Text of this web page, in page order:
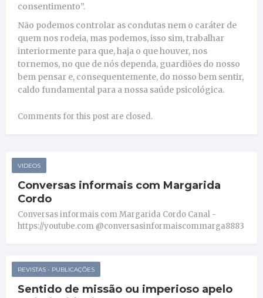
consentimento”.
Não podemos controlar as condutas nem o caráter de
quem nos rodeia, mas podemos, isso sim, trabalhar
interiormente para que, haja o que houver, nos
tornemos, no que de nós dependa, guardiões do nosso
bem pensar e, consequentemente, do nosso bem sentir,
caldo fundamental para a nossa saúde psicológica.
Comments for this post are closed.
VIDEOS
Conversas informais com Margarida
Cordo
Conversas informais com Margarida Cordo Canal -
https://youtube.com @conversasinformaiscommarga8883
REVISTAS - PUBLICAÇÕES
Sentido de missão ou imperioso apelo